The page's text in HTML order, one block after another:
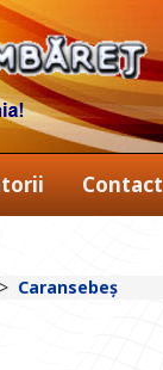
Contact
Caransebeș